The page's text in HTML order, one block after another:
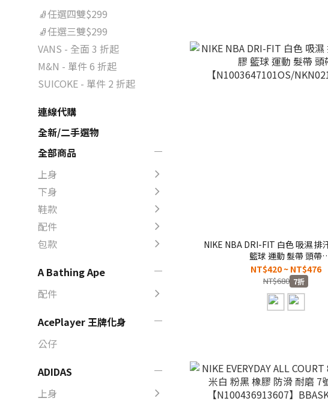
🧦任選四雙$299
🧦任選三雙$299
VANS - 全面 3 折起
M&N - 單件 6 折起
SUICOKE - 單件 2 折起
連線代購
全新/二手選物
全部商品
上身
下身
鞋款
配件
包款
A Bathing Ape
配件
AcePlayer 王牌化身
公仔
ADIDAS
上身
NIKE NBA DRI-FIT 白色 吸濕 排
籃球 運動 髮帶 頭帶
【N1003647101OS/
NT$420 ~ NT$476
NT$680 7折